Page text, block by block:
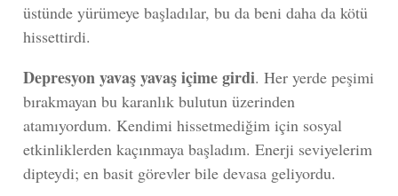
üstünde yürümeye başladılar, bu da beni daha da kötü
hissettirdi.
Depresyon yavaş yavaş içime girdi. Her yerde peşimi
bırakmayan bu karanlık bulutun üzerinden
atamıyordum. Kendimi hissetmediğim için sosyal
etkinliklerden kaçınmaya başladım. Enerji seviyelerim
dipteydi; en basit görevler bile devasa geliyordu.